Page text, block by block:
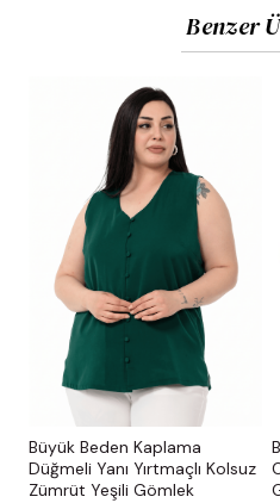
Benzer
Büyük Beden Kaplama
Düğmeli Yanı Yırtmaçlı Kolsuz
Zümrüt Yeşili Gömlek